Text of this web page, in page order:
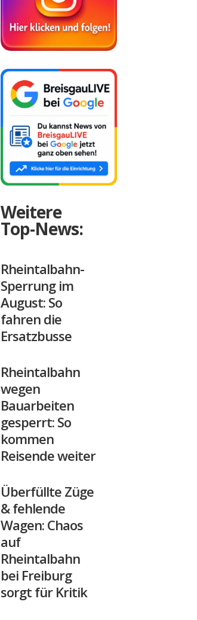
Weitere
Top-News:
Rheintalbahn-
Sperrung im
August: So
fahren die
Ersatzbusse
Rheintalbahn
wegen
Bauarbeiten
gesperrt: So
kommen
Reisende weiter
Überfüllte Züge
& fehlende
Wagen: Chaos
auf
Rheintalbahn
bei Freiburg
sorgt für Kritik